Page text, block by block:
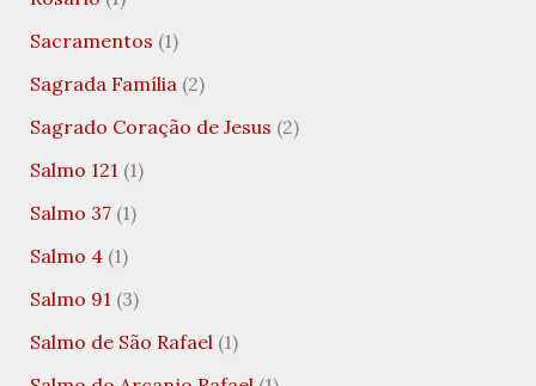
Sacramentos (1)
Sagrada Família(2)
Sagrado Coração de Jesus (2)
Salmo 121 (1)
Salmo 37(1)
Salmo 4(1)
Salmo 91 (3)
Salmo de São Rafael(1)